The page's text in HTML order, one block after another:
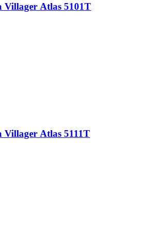
Villager Atlas 5101T
Villager Atlas 5111T